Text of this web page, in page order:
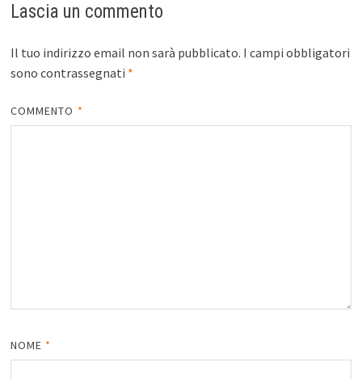
Lascia un commento
Il tuo indirizzo email non sarà pubblicato. I campi obbligatori
sono contrassegnati *
COMMENTO *
NOME *